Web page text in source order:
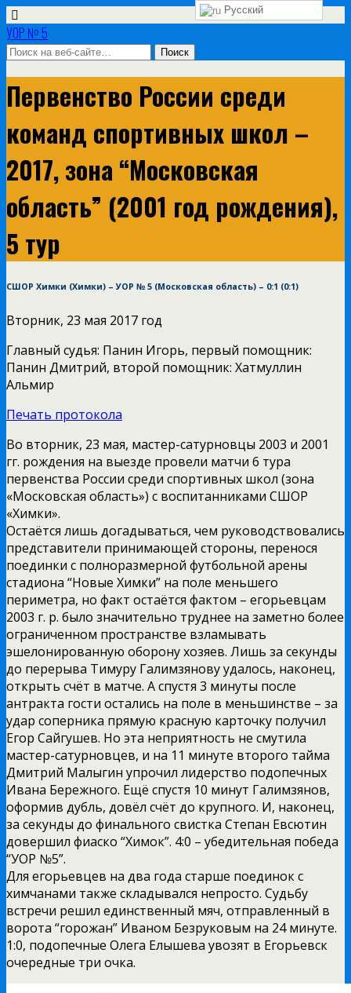
УОР № 5
Первенство России среди
команд спортивных школ –
2017, зона “Московская
область” (2001 год рождения),
5 тур
СШОР Химки (Химки) – УОР № 5 (Московская область) – 0:1 (0:1)
Вторник, 23 мая 2017 год
Главный судья: Панин Игорь, первый помощник:
Панин Дмитрий, второй помощник: Хатмуллин
Альмир
Печать протокола
Во вторник, 23 мая, мастер-сатурновцы 2003 и 2001
гг. рождения на выезде провели матчи 6 тура
первенства России среди спортивных школ (зона
«Московская область») с воспитанниками СШОР
«Химки».
Остаётся лишь догадываться, чем руководствовались
представители принимающей стороны, перенося
поединки с полноразмерной футбольной арены
стадиона “Новые Химки” на поле меньшего
периметра, но факт остаётся фактом – егорьевцам
2003 г. р. было значительно труднее на заметно более
ограниченном пространстве взламывать
эшелонированную оборону хозяев. Лишь за секунды
до перерыва Тимуру Галимзянову удалось, наконец,
открыть счёт в матче. А спустя 3 минуты после
антракта гости остались на поле в меньшинстве – за
удар соперника прямую красную карточку получил
Егор Сайгушев. Но эта неприятность не смутила
мастер-сатурновцев, и на 11 минуте второго тайма
Дмитрий Малыгин упрочил лидерство подопечных
Ивана Бережного. Ещё спустя 10 минут Галимзянов,
оформив дубль, довёл счёт до крупного. И, наконец,
за секунды до финального свистка Степан Евсютин
довершил фиаско “Химок”. 4:0 – убедительная победа
“УОР №5”.
Для егорьевцев на два года старше поединок с
химчанами также складывался непросто. Судьбу
встречи решил единственный мяч, отправленный в
ворота “горожан” Иваном Безруковым на 24 минуте.
1:0, подопечные Олега Елышева увозят в Егорьевск
очередные три очка.
Русский